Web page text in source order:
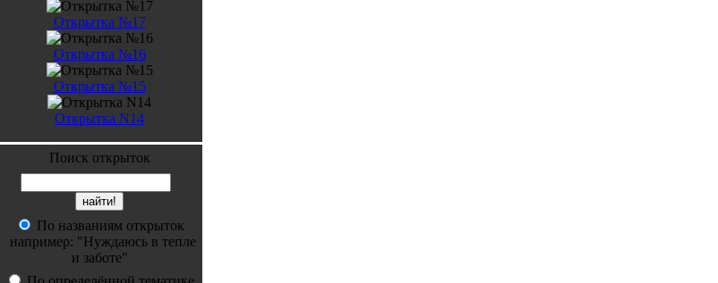
Открытка №17
Открытка №16
Открытка №15
Открытка N14
Поиск открыток
По названиям открыток
например: "Нуждаюсь в тепле
и заботе"